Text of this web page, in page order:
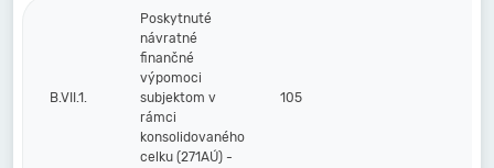
B.VII.1.
Poskytnuté
návratné
finančné
výpomoci
subjektom v
rámci
konsolidovaného
celku (271AÚ) -
105